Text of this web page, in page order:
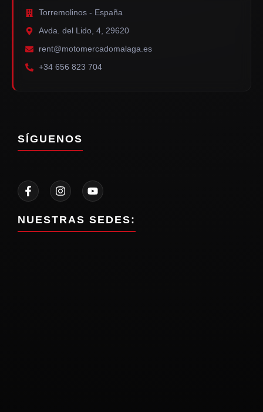
Torremolinos - España
Avda. del Lido, 4, 29620
rent@motomercadomalaga.es
+34 656 823 704
SÍGUENOS
NUESTRAS SEDES: